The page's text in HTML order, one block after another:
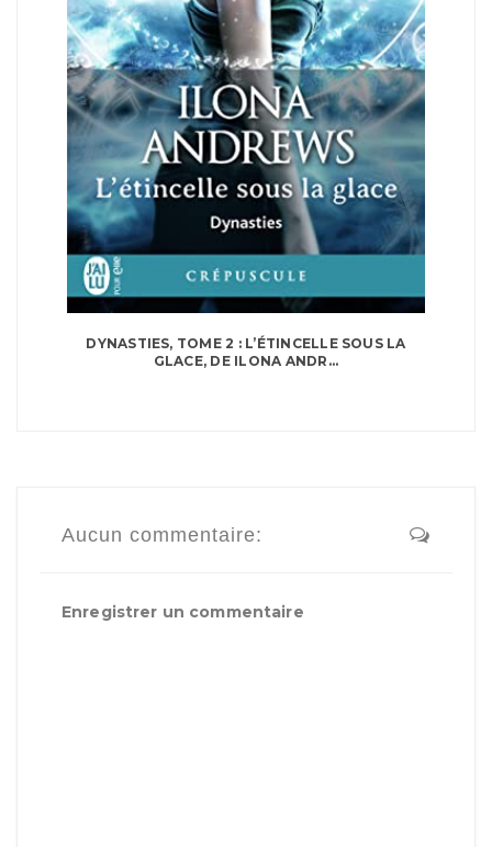
DYNASTIES, TOME 2 : L’ÉTINCELLE SOUS LA
GLACE, DE ILONA ANDR...
Aucun commentaire:
Enregistrer un commentaire